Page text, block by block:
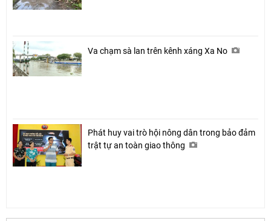
Va chạm sà lan trên kênh xáng Xa No
Phát huy vai trò hội nông dân trong bảo đảm
trật tự an toàn giao thông